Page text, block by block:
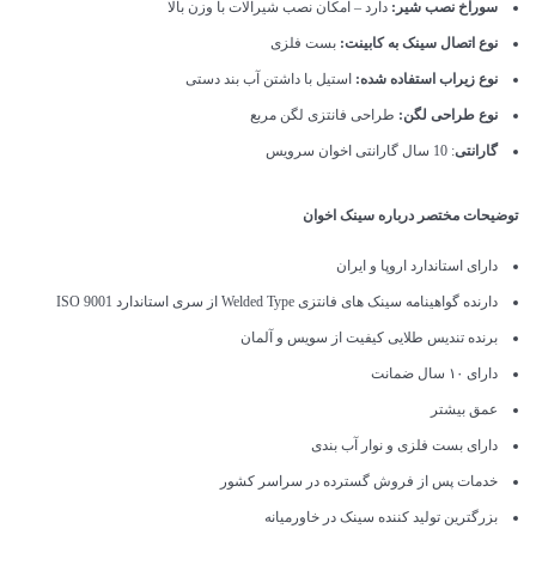
سوراخ نصب شیر: دارد – امکان نصب شیرالات با وزن بالا
نوع اتصال سینک به کابینت: بست فلزی
نوع زیراب استفاده شده: استیل با داشتن آب بند دستی
نوع طراحی لگن: طراحی فانتزی لگن مربع
گارانتی: 10 سال گارانتی اخوان سرویس
توضیحات مختصر درباره سینک اخوان
دارای استاندارد اروپا و ایران
دارنده گواهینامه سینک های فانتزی Welded Type از سری استاندارد ISO 9001
برنده تندیس طلایی کیفیت از سویس و آلمان
دارای ۱۰ سال ضمانت
عمق بیشتر
دارای بست فلزی و نوار آب بندی
خدمات پس از فروش گسترده در سراسر کشور
بزرگترین تولید کننده سینک در خاورمیانه